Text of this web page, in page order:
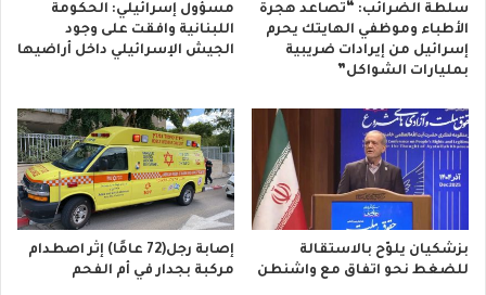
سلطة الضرائب: “تصاعد هجرة
الأطباء وموظفي الهايتك يحرم
إسرائيل من إيرادات ضريبية
بمليارات الشواكل”
مسؤول إسرائيلي: الحكومة
اللبنانية وافقت على وجود
الجيش الإسرائيلي داخل أراضيها
بزشكيان يلوّح بالاستقالة
للضغط نحو اتفاق مع واشنطن
إصابة رجل(72 عامًا) إثر اصطدام
مركبة بجدار في أم الفحم